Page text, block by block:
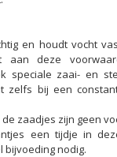
en houdt vocht
deze
speciale zaai- en
zelfs bij een
zaadjes zijn geen
een tijdje in
bijvoeding nodig.